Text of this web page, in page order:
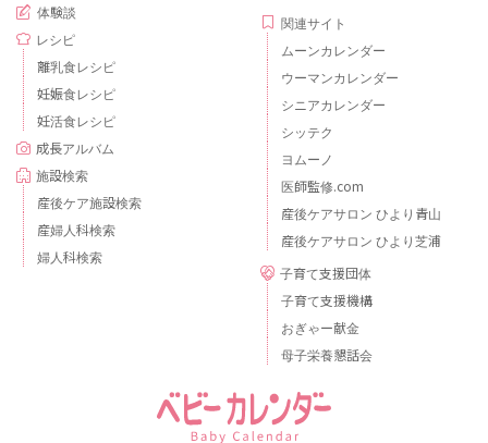
体験談
レシピ
離乳食レシピ
妊娠食レシピ
妊活食レシピ
成長アルバム
施設検索
産後ケア施設検索
産婦人科検索
婦人科検索
関連サイト
ムーンカレンダー
ウーマンカレンダー
シニアカレンダー
シッテク
ヨムーノ
医師監修.com
産後ケアサロン ひより青山
産後ケアサロン ひより芝浦
子育て支援団体
子育て支援機構
おぎゃー献金
母子栄養懇話会